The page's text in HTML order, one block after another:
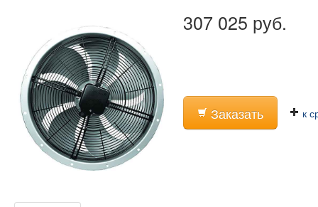
307 025 руб.
Заказать к